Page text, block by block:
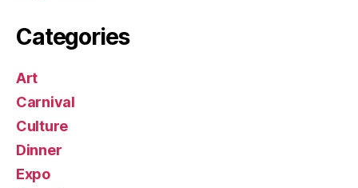
Categories
Art
Carnival
Culture
Dinner
Expo